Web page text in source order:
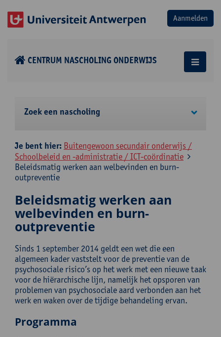
CENTRUM NASCHOLING ONDERWIJS
Zoek een nascholing
Je bent hier: Buitengewoon secundair onderwijs /
Schoolbeleid en -administratie / ICT-coördinatie
Beleidsmatig werken aan welbevinden en burn-
outpreventie
Beleidsmatig werken aan
welbevinden en burn-
outpreventie
Sinds 1 september 2014 geldt een wet die een
algemeen kader vaststelt voor de preventie van de
psychosociale risico’s op het werk met een nieuwe taak
voor de hiërarchische lijn, namelijk het opsporen van
problemen van psychosociale aard verbonden aan het
werk en waken over de tijdige behandeling ervan.
Programma